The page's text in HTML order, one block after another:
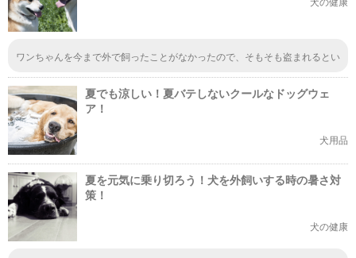
ワンちゃんを今まで外で飼ったことがなかったので、そもそも盗まれるとい
要なんですね。また、ワンちゃんの健康のために必要な衛生品も揃えたいと
思いました。
夏でも涼しい！夏バテしないクールなドッグウェ
ア！
犬用品
夏を元気に乗り切ろう！犬を外飼いする時の暑さ対
策！
犬の健康